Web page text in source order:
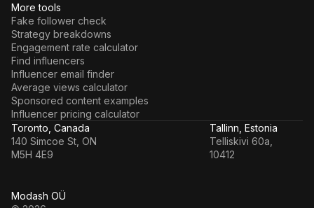
More tools
Fake follower check
Strategy breakdowns
Engagement rate calculator
Find influencers
Influencer email finder
Average views calculator
Sponsored content examples
Influencer pricing calculator
Modash OÜ
Toronto, Canada
140 Simcoe St, ON
M5H 4E9
Tallinn, Estonia
Telliskivi 60a,
10412